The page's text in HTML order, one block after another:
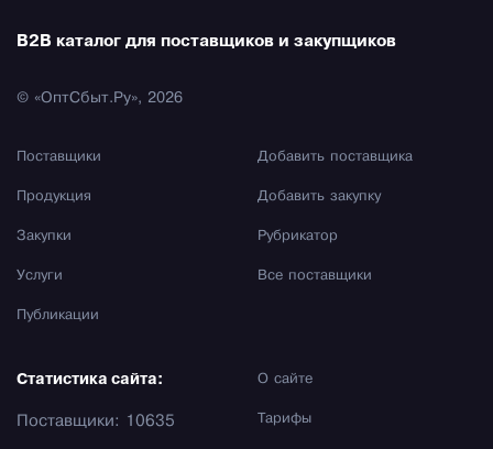
B2B каталог для поставщиков и закупщиков
© «ОптСбыт.Ру», 2026
Поставщики
Продукция
Закупки
Услуги
Публикации
Добавить поставщика
Добавить закупку
Рубрикатор
Все поставщики
О сайте
Тарифы
Статистика сайта:
Поставщики: 10635